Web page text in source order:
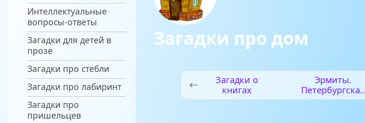
Интеллектуальные
вопросы-ответы
Загадки для детей в
прозе
Загадки про стебли
Загадки про лабиринт
Загадки про
пришельцев
Загадки про дом
Загадки о
книгах
Эрмиты.
Петербургская
сказка